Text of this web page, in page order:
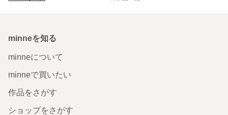
minneを知る
minneについて
minneで買いたい
作品をさがす
ショップをさがす